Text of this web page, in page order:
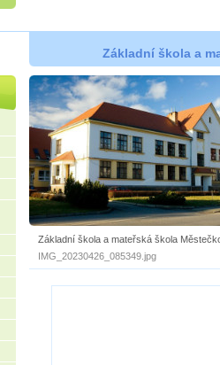
Základní škola a
Základní škola a mateřská škola
IMG_20230426_085349.jpg